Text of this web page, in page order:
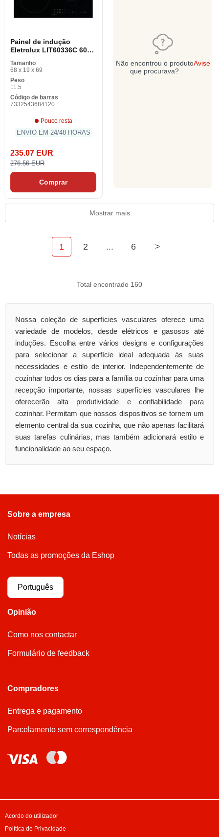
Painel de indução
Eletrolux LIT60336C 60
Tamanho
68 x 19 x 69
Peso
11.5
Código de barras
7332543684120
Pouco resta
ENVIO EM 24/48 HORAS
235.07 EUR
276.56 EUR
Comprar
Não encontrou o produto
que procurava?
Avise
Mostrar mais
1 2 ... 6 >
Total encontrado 160
Nossa coleção de superfícies vasculares oferece uma
variedade de modelos, desde elétricos e gasosos até
induções. Escolha entre vários designs e configurações
para selecionar a superfície ideal adequada às suas
necessidades e estilo de interior. Independentemente de
cozinhar todos os dias para a família ou cozinhar para uma
recepção importante, nossas superfícies vasculares lhe
oferecerão alta produtividade e confiabilidade para
cozinhar. Permitam que nossos dispositivos se tornem um
elemento central da sua cozinha, que não apenas facilitará
suas tarefas culinárias, mas também adicionará estilo e
funcionalidade ao seu espaço.
Sobre a empresa
Notícias
Todas as promoções da Eshop
Português
Opinião
Como nos contactar
Formulário de feedback
Compradores
Entrega e pagamento
Parcelamento sem correspondência
Acordo do utilizador
Política de Privacidade